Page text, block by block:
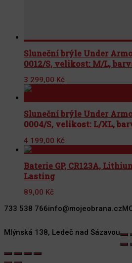
Sluneční brýle Under
0012/S, velikost: M/L,
3 299,00 Kč
Sluneční brýle Under
0004/S, velikost: L/XL,
4 199,00 Kč
Baterie GP, CR123A,
Lasting
89,00 Kč
733 538 766info@mojeobrana.cz
Mlýnská 138, Ledeč nad Sázavou